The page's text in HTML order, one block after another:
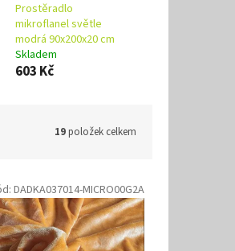
Prostěradlo
mikroflanel světle
modrá 90x200x20 cm
Skladem
603 Kč
19položek celkem
DADKA037014-MICRO00G2A